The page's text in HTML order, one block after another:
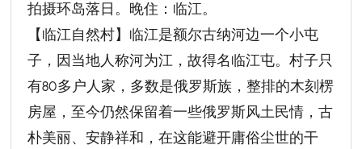
拍摄环岛落日。晚住：临江。
【临江自然村】临江是额尔古纳河边一个小屯
子，因当地人称河为江，故得名临江屯。村子只
有80多户人家，多数是俄罗斯族，整排的木刻楞
房屋，至今仍然保留着一些俄罗斯风土民情，古
朴美丽、安静祥和，在这能避开庸俗尘世的干